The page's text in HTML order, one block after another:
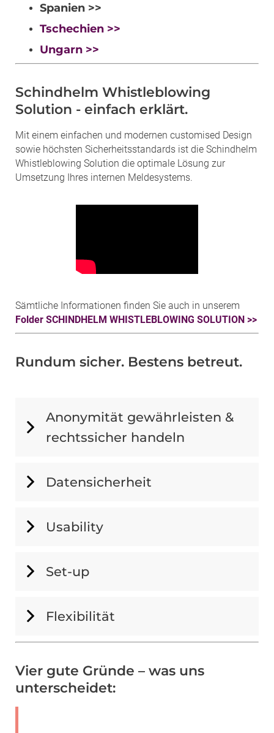
Spanien >>
Tschechien >>
Ungarn >>
Schindhelm Whistleblowing
Solution - einfach erklärt.
Mit einem einfachen und modernen customised Design
sowie höchsten Sicherheitsstandards ist die Schindhelm
Whistleblowing Solution die optimale Lösung zur
Umsetzung Ihres internen Meldesystems.
Sämtliche Informationen finden Sie auch in unserem
Folder SCHINDHELM WHISTLEBLOWING SOLUTION >>
Rundum sicher. Bestens betreut.
Anonymität gewährleisten &
rechtssicher handeln
Datensicherheit
Usability
Set-up
Flexibilität
Vier gute Gründe – was uns
unterscheidet: